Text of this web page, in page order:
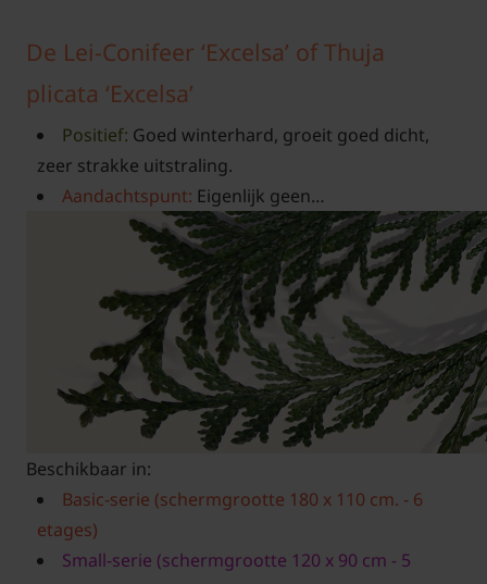
De Lei-Conifeer ‘Excelsa’ of Thuja
plicata ‘Excelsa’
Positief: Goed winterhard, groeit goed dicht,
zeer strakke uitstraling.
Aandachtspunt: Eigenlijk geen…
Beschikbaar in:
Basic-serie (schermgrootte 180 x 110 cm. - 6
etages)
Small-serie (schermgrootte 120 x 90 cm - 5